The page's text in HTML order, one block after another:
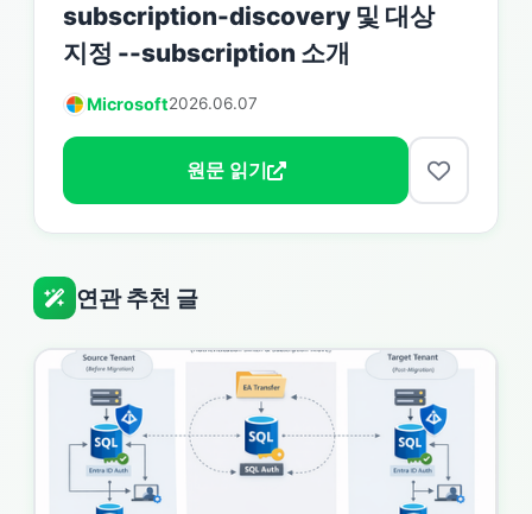
subscription-discovery 및 대상
지정 --subscription 소개
Microsoft2026.06.07
원문 읽기
연관 추천 글